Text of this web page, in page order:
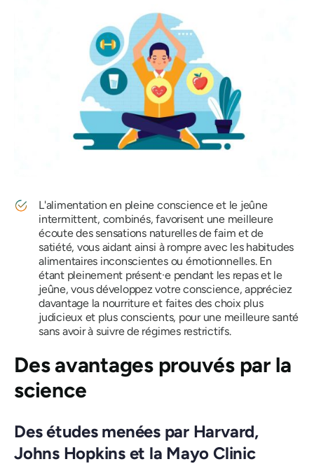
L'alimentation en pleine conscience et le jeûne
intermittent, combinés, favorisent une meilleure
écoute des sensations naturelles de faim et de
satiété, vous aidant ainsi à rompre avec les habitudes
alimentaires inconscientes ou émotionnelles. En
étant pleinement présent·e pendant les repas et le
jeûne, vous développez votre conscience, appréciez
davantage la nourriture et faites des choix plus
judicieux et plus conscients, pour une meilleure santé
sans avoir à suivre de régimes restrictifs.
Des avantages prouvés par la
science
Des études menées par Harvard,
Johns Hopkins et la Mayo Clinic